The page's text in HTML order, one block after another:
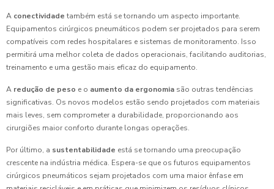
A conectividade também está se tornando um aspecto importante.
Equipamentos cirúrgicos pneumáticos podem ser projetados para serem
compatíveis com redes hospitalares e sistemas de monitoramento. Isso
permitirá uma melhor coleta de dados operacionais, facilitando auditorias,
treinamento e uma gestão mais eficaz do equipamento.
A redução de peso e o aumento da ergonomia são outras tendências
significativas. Os novos modelos estão sendo projetados com materiais
mais leves, sem comprometer a durabilidade, proporcionando aos
cirurgiões maior conforto durante longas operações.
Por último, a sustentabilidade está se tornando uma preocupação
crescente na indústria médica. Espera-se que os futuros equipamentos
cirúrgicos pneumáticos sejam projetados com uma maior ênfase em